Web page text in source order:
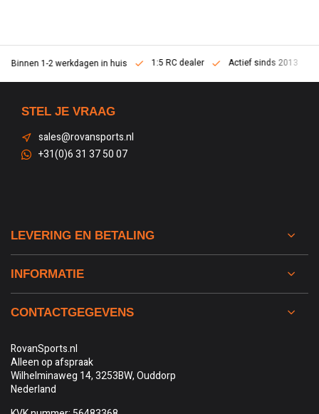
Binnen 1-2 werkdagen in huis 1:5 RC dealer Actief sinds 2013
STEL JE VRAAG
sales@rovansports.nl
+31(0)6 31 37 50 07
LEVERING EN BETALING
INFORMATIE
CONTACTGEGEVENS
RovanSports.nl
Alleen op afspraak
Wilhelminaweg 14, 3253BW, Ouddorp
Nederland